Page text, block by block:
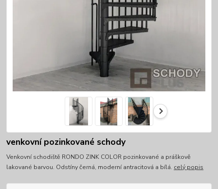
venkovní pozinkované schody
Venkovní schodiště RONDO ZINK COLOR pozinkované a práškově
lakované barvou. Odstíny černá, moderní antracitová a bílá. celý popis